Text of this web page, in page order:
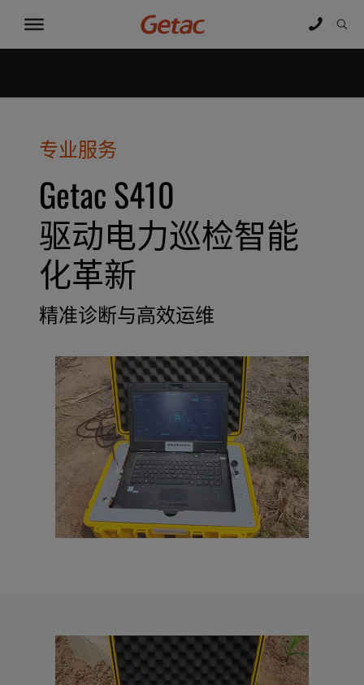
专业服务
Getac S410
驱动电力巡检智能
化革新
精准诊断与高效运维